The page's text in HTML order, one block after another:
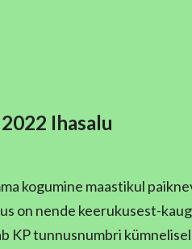
Ihasalu
kogumine maastikul
on nende keerukusest-
KP tunnusnumbri